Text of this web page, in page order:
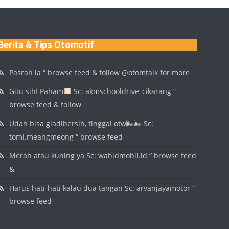
& Tips Otomotif
Pasrah la “ browse feed & follow @otomtalk for more
Gitu sih! Paham
Sc: akmschooldrive_cikarang “
browse feed & follow
Udah bisa gladibersih, tinggal otw🌬🌬 Sc:
tomi.meangmeong “ browse feed
Merah atau kuning ya Sc: wahidmobil.id “ browse feed
&
Harus hati-hati kalau dua tangan Sc: arvanjayamotor “
browse feed